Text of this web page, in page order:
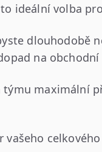
ideální volba
dlouhodobě
na
týmu maximální